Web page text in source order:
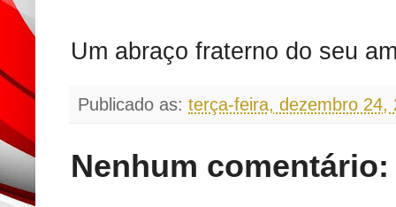
Um abraço fraterno do seu
Publicado as: terça-feira, dezembro 24,
Nenhum comentário: